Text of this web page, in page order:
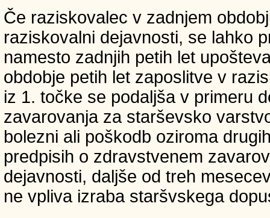
Če raziskovalec v zadnjem
raziskovalni dejavnosti, se lahko
namesto zadnjih petih let
obdobje petih let zaposlitve v
iz 1. točke se podaljša v primeru
zavarovanja za starševsko
bolezni ali poškodb oziroma
predpisih o zdravstvenem
dejavnosti, daljše od treh
ne vpliva izraba staršvskega